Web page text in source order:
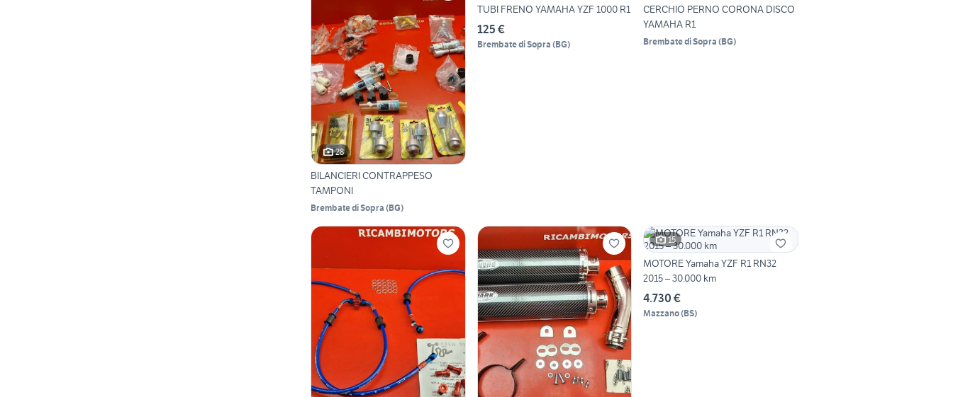
28
BILANCIERI CONTRAPPESO
TAMPONI
Brembate di Sopra (BG)
TUBI FRENO YAMAHA YZF 1000 R1
125 €
Brembate di Sopra (BG)
CERCHIO PERNO CORONA DISCO
YAMAHA R1
Brembate di Sopra (BG)
15
MOTORE Yamaha YZF R1 RN32
2015 – 30.000 km
4.730 €
Mazzano(BS)